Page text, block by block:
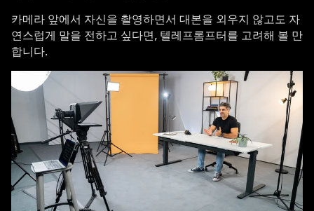
카메라 앞에서 자신을 촬영하면서 대본을 외우지 않고도 자
연스럽게 말을 전하고 싶다면, 텔레프롬프터를 고려해 볼 만
합니다.